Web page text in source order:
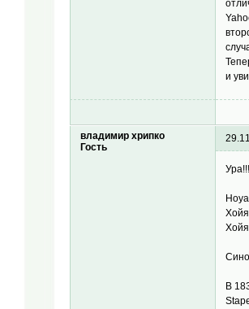
и
владимир хрипко
Гость
В